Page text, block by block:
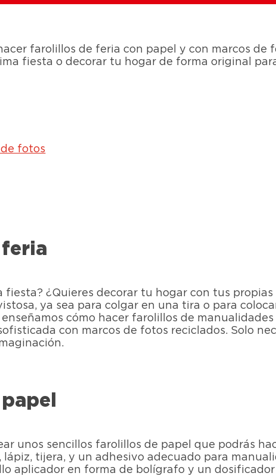
farolillos de feria con papel y con marcos de
fiesta o decorar tu hogar de forma original
fotos
¿Quieres decorar tu hogar con tus propias
ya sea para colgar en una tira o para
cómo hacer farolillos de manualidades
con marcos de fotos reciclados. Solo
unos sencillos farolillos de papel que podrás
tijera, y un adhesivo adecuado para
aplicador en forma de bolígrafo y un